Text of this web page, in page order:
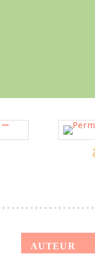
AUTEUR